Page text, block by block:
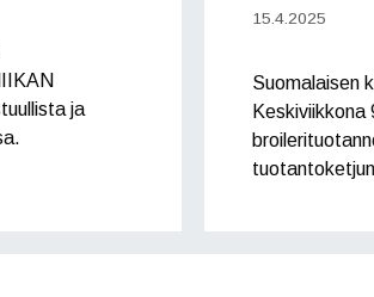
ja
15.4.2025
Suomalaisen